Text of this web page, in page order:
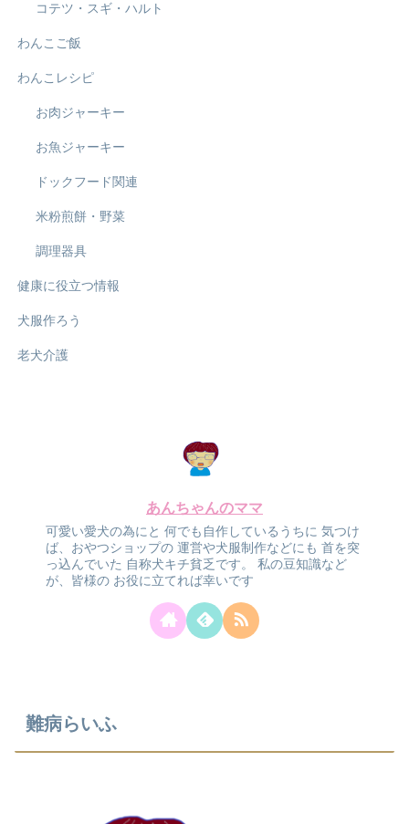
コテツ・スギ・ハルト
わんこご飯
わんこレシピ
お肉ジャーキー
お魚ジャーキー
ドックフード関連
米粉煎餅・野菜
調理器具
健康に役立つ情報
犬服作ろう
老犬介護
あんちゃんのママ
可愛い愛犬の為にと 何でも自作しているうちに 気つけ
ば、おやつショップの 運営や犬服制作などにも 首を突
っ込んでいた 自称犬キチ貧乏です。
私の豆知識など
が、皆様の お役に立てれば幸いです
難病らいふ